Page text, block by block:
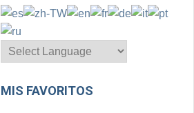
MIS FAVORITOS